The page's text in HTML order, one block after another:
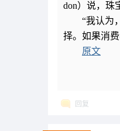
don）说，珠
“我认为
择。如果消
原文
回复